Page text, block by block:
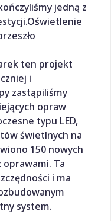
jedną z
ten projekt
i
zastąpiliśmy
opraw
typu LED,
świetlnych na
150 nowych
oprawami. Ta
i ma
system.